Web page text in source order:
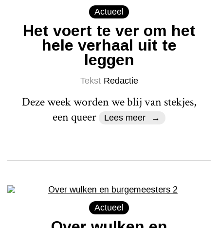
Actueel
Het voert te ver om het
hele verhaal uit te
leggen
Tekst Redactie
Deze week worden we blij van stekjes,
een queer
Lees meer
Actueel